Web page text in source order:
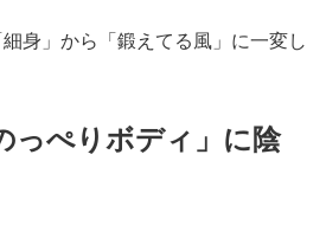
身」から「鍛えてる風」に一変し
っぺりボディ」に陰